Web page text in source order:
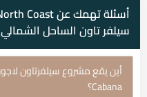
سيلفر تاون الساحل الشمالي
Cabana؟